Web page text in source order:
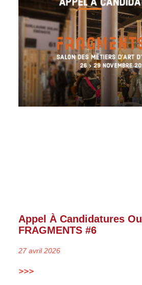
Appel À Candidatures
FRAGMENTS #6
27 avril 2026
>>>